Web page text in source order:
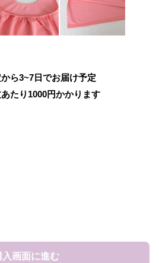
ら3~7日でお届け予定
たり 1000円かかります
入画面に進む